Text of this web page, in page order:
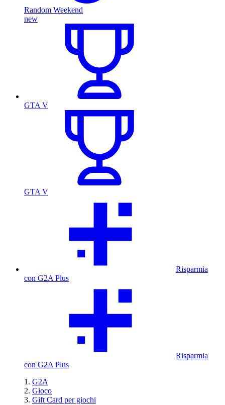
Random Weekend
new
GTA V
GTA V
Risparmia
con G2A Plus
Risparmia
con G2A Plus
G2A
Gioco
Gift Card per giochi